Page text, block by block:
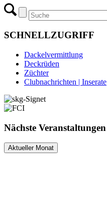
SCHNELLZUGRIFF
Dackelvermittlung
Deckrüden
Züchter
Clubnachrichten | Inserate
Nächste Veranstaltungen
Aktueller Monat